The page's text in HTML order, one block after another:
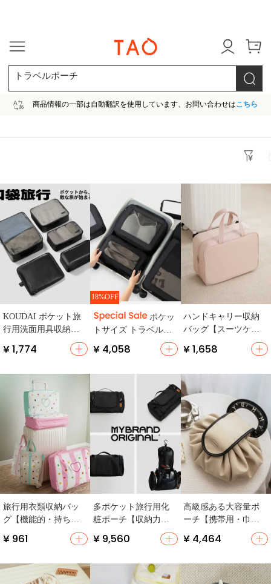
トラベルポーチ
商品情報の一部は自動翻訳を使用しています、お問い合わせはこちら
KOUDAI ポケット旅
行用洗面用具収納袋
能・折りたたみ式・
ットアップ対応）
¥ 1,774
18%OFF
ポケッ
トサイズ トラベル収
具・化粧品・服・靴
¥ 4,058
ハンドキャリー収納
バッグ【スーツケー
ス用・旅行用・短距
離出張】
¥ 1,658
旅行用衣類収納バッ
グ【機能的・持ち運
び便利・整理整頓】
（セットアップ対
¥ 961
多ポケット旅行用化
粧ポーチ【収納力抜
群・洗面用具対応】
（セットアップ対
¥ 9,560
高級感ある大容量ポ
ーチ【携帯用・巾着
式・トラベル収納】
¥ 4,464